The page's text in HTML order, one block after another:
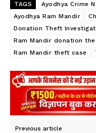
TAGS Ayodhya Crime
Ayodhya Ram Mandir
Donation Theft
Ram Mandir donation
Ram Mandir theft case
Previous article